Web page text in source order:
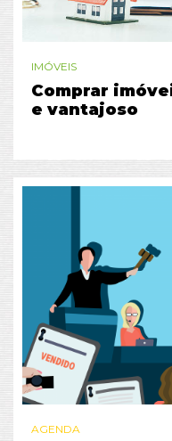
IMÓVEIS
Comprar
e vantajoso
AGENDA